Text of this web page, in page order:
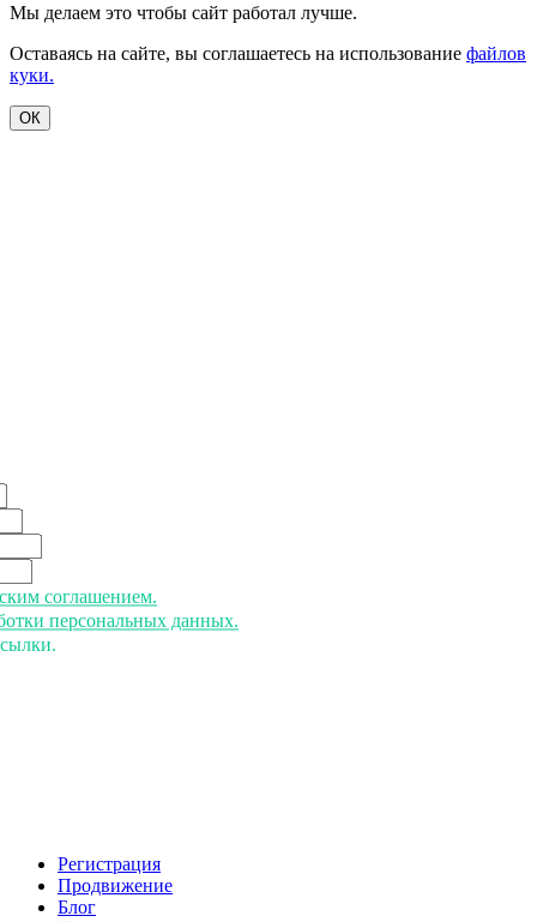
Мы делаем это чтобы сайт работал лучше.
Оставаясь на сайте, вы соглашаетесь на использование файлов
куки.
ОК
соглашением.
персональных данных.
Регистрация
Продвижение
Блог